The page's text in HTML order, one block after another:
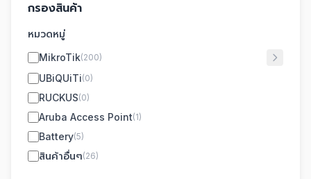
กรองสินค้า
หมวดหมู่
MikroTik(200)
UBiQUiTi(0)
RUCKUS(0)
Aruba Access Point(1)
Battery(5)
สินค้าอื่นๆ(26)